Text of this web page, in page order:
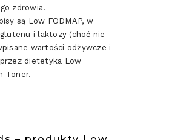
zdrowia.
są Low FODMAP, w
i laktozy (choć nie
wartości odżywcze i
dietetyka Low
Toner.